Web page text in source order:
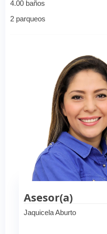
4.00 baños
2 parqueos
Asesor(a)
Jaquicela Aburto